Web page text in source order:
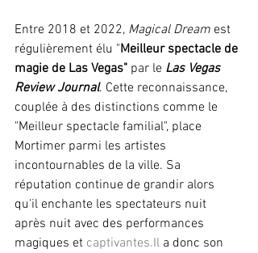
Entre 2018 et 2022, Magical Dream est
régulièrement élu "Meilleur spectacle de
magie de Las Vegas" par le Las Vegas
Review Journal. Cette reconnaissance,
couplée à des distinctions comme le
"Meilleur spectacle familial", place
Mortimer parmi les artistes
incontournables de la ville. Sa
réputation continue de grandir alors
qu'il enchante les spectateurs nuit
après nuit avec des performances
magiques et captivantes.Il a donc son